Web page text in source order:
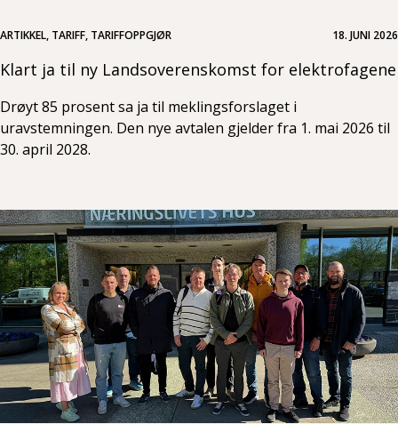
ARTIKKEL, TARIFF, TARIFFOPPGJØR 18. JUNI 2026
Klart ja til ny Landsoverenskomst for elektrofagene
Drøyt 85 prosent sa ja til meklingsforslaget i
uravstemningen. Den nye avtalen gjelder fra 1. mai 2026 til
30. april 2028.